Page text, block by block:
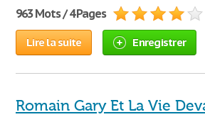
963 Mots / 4 Pages
Lire la suite Enregistrer
Romain Gary Et La Vie